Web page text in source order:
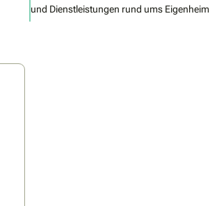
und Dienstleistungen rund ums Eigenheim